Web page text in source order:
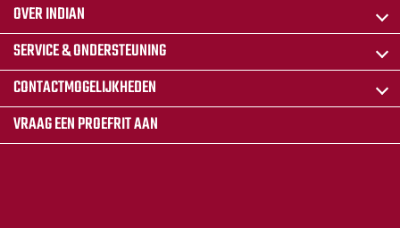
OVER INDIAN
SERVICE & ONDERSTEUNING
CONTACTMOGELIJKHEDEN
VRAAG EEN PROEFRIT AAN